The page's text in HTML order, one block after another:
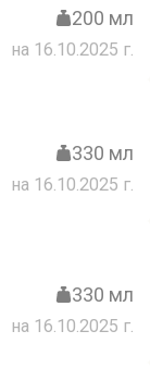
200 мл
на 16.10.2025 г.
330 мл
на 16.10.2025 г.
330 мл
на 16.10.2025 г.